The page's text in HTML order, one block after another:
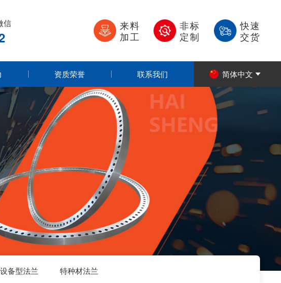
信
来料
加工
非标
定制
快速
交货
简体中文
资质荣誉 联系我们
设备型法兰 特种材法兰